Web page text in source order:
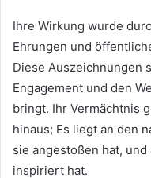
Ihre Wirkung wurde
Ehrungen und
Diese Auszeichnungen
Engagement und den
bringt. Ihr Vermächtnis
hinaus; Es liegt an den
sie angestoßen hat,
inspiriert hat.